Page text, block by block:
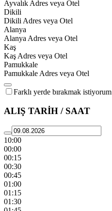
Ayvalık Adres veya Otel
Dikili
Dikili Adres veya Otel
Alanya
Alanya Adres veya Otel
Kaş
Kaş Adres veya Otel
Pamukkale
Pamukkale Adres veya Otel
Farklı yerde bırakmak istiyorum
ALIŞ TARİH / SAAT
10:00
00:00
00:15
00:30
00:45
01:00
01:15
01:30